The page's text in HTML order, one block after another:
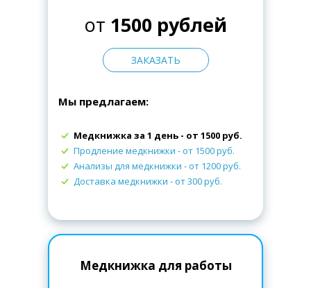
от 1500 рублей
ЗАКАЗАТЬ
Мы предлагаем:
Медкнижка за 1 день - от 1500 руб.
Продление медкнижки - от 1500 руб.
Анализы для медкнижки - от 1200 руб.
Доставка медкнижки - от 300 руб.
Медкнижка для работы